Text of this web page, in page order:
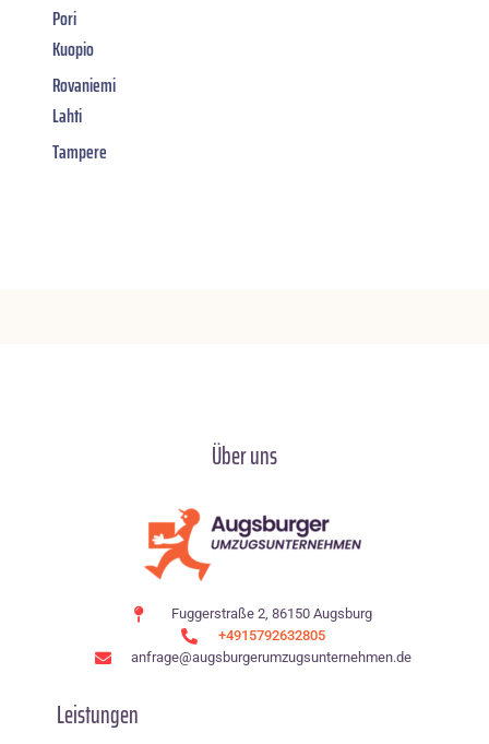
Pori
Kuopio
Rovaniemi
Lahti
Tampere
Über uns
Fuggerstraße 2, 86150 Augsburg
+4915792632805
anfrage@augsburgerumzugsunternehmen.de
Leistungen